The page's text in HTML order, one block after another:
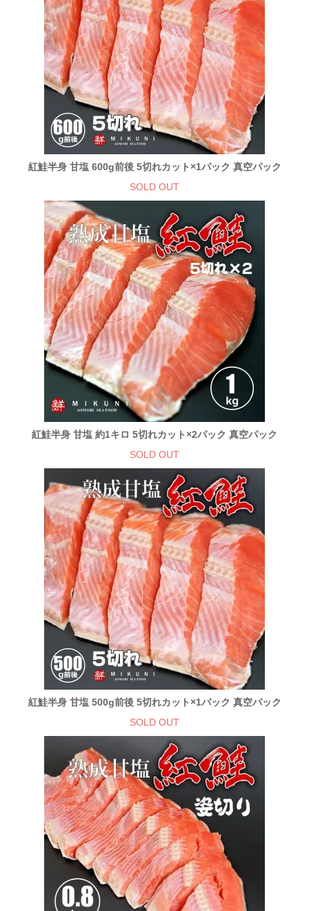
紅鮭半身 甘塩 600g前後 5切れカット×1パック 真空パック
SOLD OUT
紅鮭半身 甘塩 約1キロ 5切れカット×2パック 真空パック
SOLD OUT
紅鮭半身 甘塩 500g前後 5切れカット×1パック 真空パック
SOLD OUT